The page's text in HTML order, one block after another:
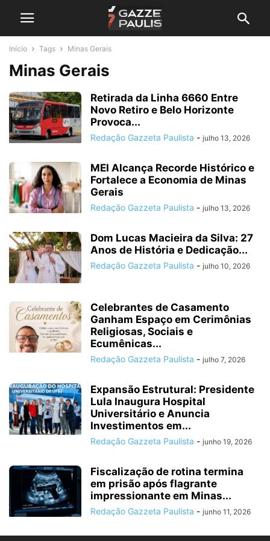
Início Tags Minas Gerais
Minas Gerais
Retirada da Linha 6660 Entre
Novo Retiro e Belo Horizonte
Provoca...
Redação Gazzeta Paulista - julho 13, 2026
MEI Alcança Recorde Histórico e
Fortalece a Economia de Minas
Gerais
Redação Gazzeta Paulista - julho 13, 2026
Dom Lucas Macieira da Silva: 27
Anos de História e Dedicação...
Redação Gazzeta Paulista - julho 10, 2026
Celebrantes de Casamento
Ganham Espaço em Cerimônias
Religiosas, Sociais e
Ecumênicas...
Redação Gazzeta Paulista - julho 7, 2026
Expansão Estrutural: Presidente
Lula Inaugura Hospital
Universitário e Anuncia
Investimentos em...
Redação Gazzeta Paulista - junho 19, 2026
Fiscalização de rotina termina
em prisão após flagrante
impressionante em Minas...
Redação Gazzeta Paulista - junho 11, 2026